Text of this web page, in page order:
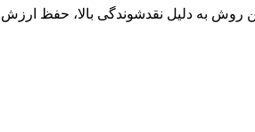
به دلیل نقدشوندگی بالا، حفظ ارزش